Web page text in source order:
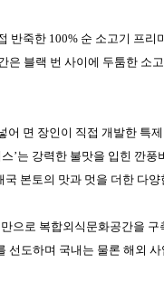
반죽한 100% 순 소고기 프리
은 블랙 번 사이에 두툼한 소
어 면 장인이 직접 개발한 특
’는 강력한 불맛을 입힌 깐풍
국 본토의 맛과 멋을 더한 다
으로 복합외식문화공간을 구
선도하며 국내는 물론 해외